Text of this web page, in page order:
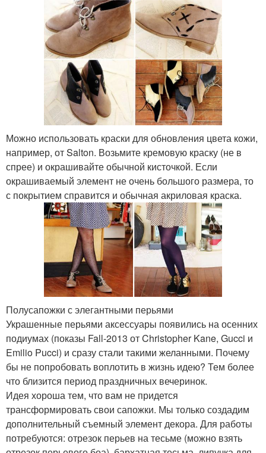
Можно использовать краски для обновления цвета кожи,
например, от Salton. Возьмите кремовую краску (не в
спрее) и окрашивайте обычной кисточкой. Если
окрашиваемый элемент не очень большого размера, то
с покрытием справится и обычная акриловая краска.
Полусапожки с элегантными перьями
Украшенные перьями аксессуары появились на осенних
подиумах (показы Fall-2013 от Christopher Kane, Gucci и
Emilio Pucci) и сразу стали такими желанными. Почему
бы не попробовать воплотить в жизнь идею? Тем более
что близится период праздничных вечеринок.
Идея хороша тем, что вам не придется
трансформировать свои сапожки. Мы только создадим
дополнительный съемный элемент декора. Для работы
потребуются: отрезок перьев на тесьме (можно взять